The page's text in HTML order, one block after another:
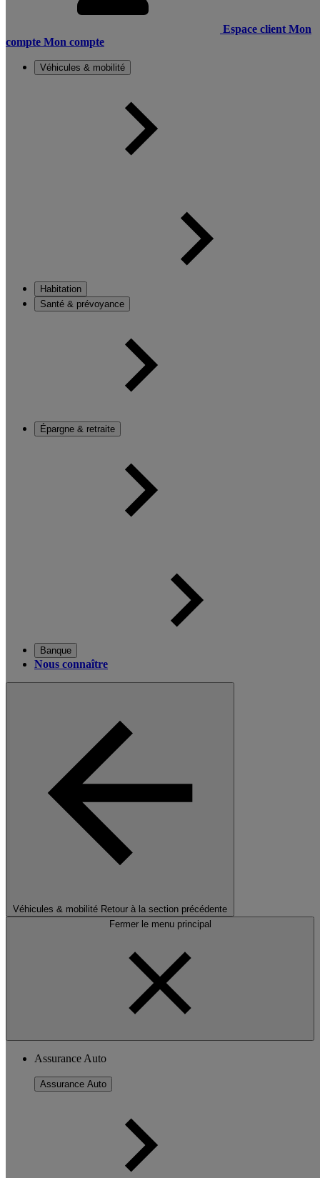
Espace client Mon
compte Mon compte
Véhicules & mobilité
Habitation
Santé & prévoyance
Épargne & retraite
Banque
Nous connaître
Véhicules & mobilité Retour à la section précédente
Fermer le menu principal
Assurance Auto
Assurance Auto